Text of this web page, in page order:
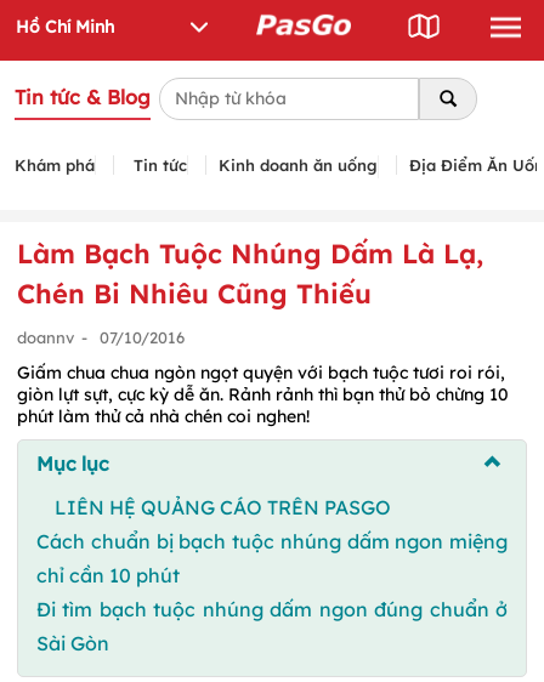
Tin tức & Blog
Khám phá Tin tức Kinh doanh ăn uống Địa Điểm Ăn
Làm Bạch Tuộc Nhúng Dấm Là Lạ,
Chén Bi Nhiêu Cũng Thiếu
doannv - 07/10/2016
Giấm chua chua ngòn ngọt quyện với bạch tuộc tươi roi rói,
giòn lựt sựt, cực kỳ dễ ăn. Rảnh rảnh thì bạn thử bỏ chừng 10
phút làm thử cả nhà chén coi nghen!
Mục lục
LIÊN HỆ QUẢNG CÁO TRÊN PASGO
Cách chuẩn bị bạch tuộc nhúng dấm ngon miệng
chỉ cần 10 phút
Đi tìm bạch tuộc nhúng dấm ngon đúng chuẩn ở
Sài Gòn